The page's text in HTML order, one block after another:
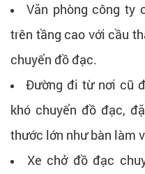
Văn phòng công ty
trên tầng cao với cầu
chuyển đồ đạc.
Đường đi từ nơi cũ
khó chuyển đồ đạc,
thước lớn như bàn làm
Xe chở đồ đạc